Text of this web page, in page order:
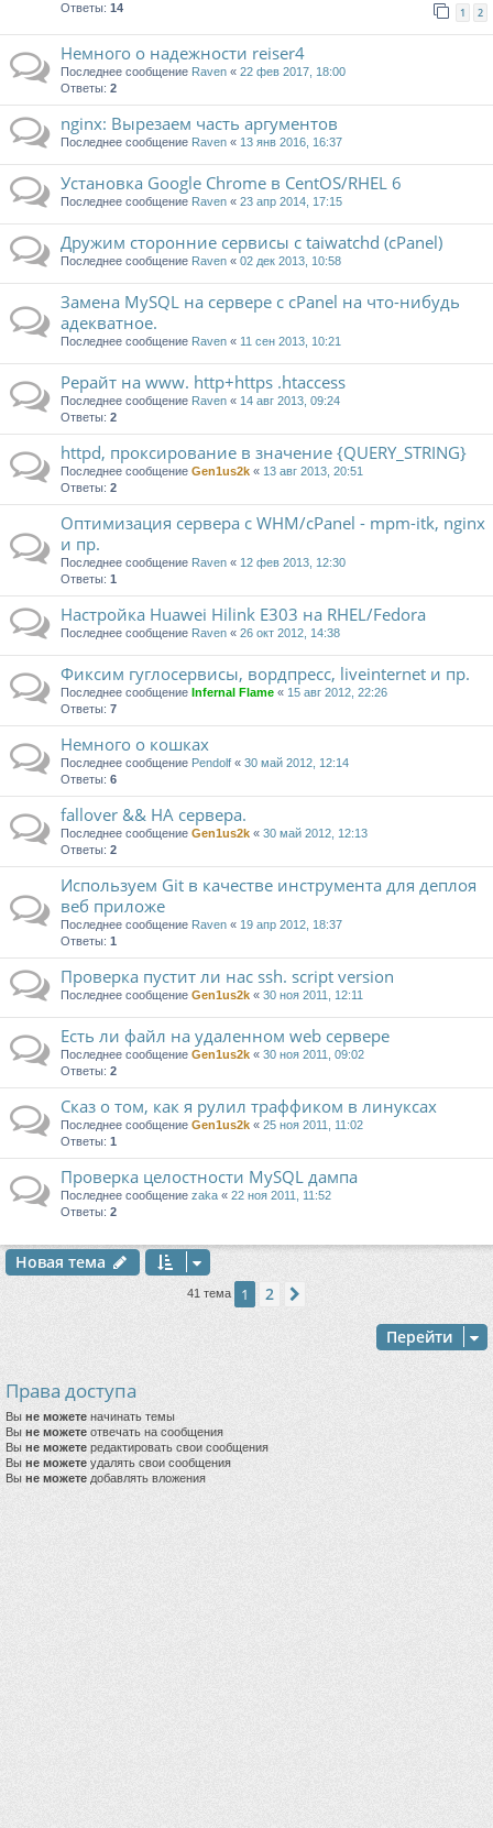
Ответы: 14 1 2
Немного о надежности reiser4
Последнее сообщение Raven « 22 фев 2017, 18:00
Ответы: 2
nginx: Вырезаем часть аргументов
Последнее сообщение Raven « 13 янв 2016, 16:37
Установка Google Chrome в CentOS/RHEL 6
Последнее сообщение Raven « 23 апр 2014, 17:15
Дружим сторонние сервисы с taiwatchd (cPanel)
Последнее сообщение Raven « 02 дек 2013, 10:58
Замена MySQL на сервере с cPanel на что-нибудь
адекватное.
Последнее сообщение Raven « 11 сен 2013, 10:21
Рерайт на www. http+https .htaccess
Последнее сообщение Raven « 14 авг 2013, 09:24
Ответы: 2
httpd, проксирование в значение {QUERY_STRING}
Последнее сообщение Gen1us2k « 13 авг 2013, 20:51
Ответы: 2
Оптимизация сервера с WHM/cPanel - mpm-itk, nginx
и пр.
Последнее сообщение Raven « 12 фев 2013, 12:30
Ответы: 1
Настройка Huawei Hilink E303 на RHEL/Fedora
Последнее сообщение Raven « 26 окт 2012, 14:38
Фиксим гуглосервисы, вордпресс, liveinternet и пр.
Последнее сообщение Infernal Flame « 15 авг 2012, 22:26
Ответы: 7
Немного о кошках
Последнее сообщение Pendolf « 30 май 2012, 12:14
Ответы: 6
fallover && HA сервера.
Последнее сообщение Gen1us2k « 30 май 2012, 12:13
Ответы: 2
Используем Git в качестве инструмента для деплоя
веб приложе
Последнее сообщение Raven « 19 апр 2012, 18:37
Ответы: 1
Проверка пустит ли нас ssh. script version
Последнее сообщение Gen1us2k « 30 ноя 2011, 12:11
Есть ли файл на удаленном web сервере
Последнее сообщение Gen1us2k « 30 ноя 2011, 09:02
Ответы: 2
Сказ о том, как я рулил траффиком в линуксах
Последнее сообщение Gen1us2k « 25 ноя 2011, 11:02
Ответы: 1
Проверка целостности MySQL дампа
Последнее сообщение zaka « 22 ноя 2011, 11:52
Ответы: 2
Новая тема
41 тема 1 2
Перейти
Права доступа
Вы не можете начинать темы
Вы не можете отвечать на сообщения
Вы не можете редактировать свои сообщения
Вы не можете удалять свои сообщения
Вы не можете добавлять вложения